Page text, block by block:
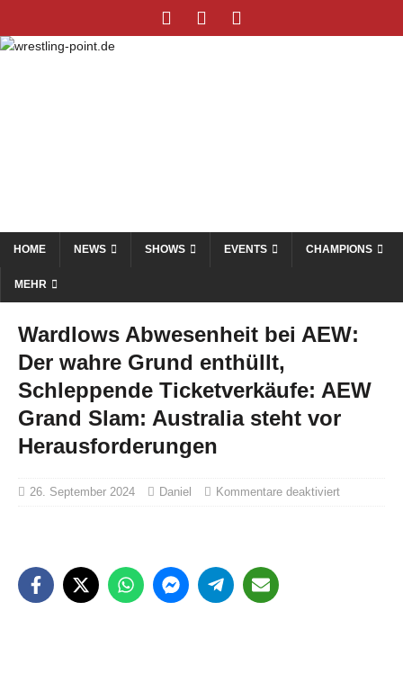
HOME NEWS SHOWS EVENTS CHAMPIONS
MEHR
Wardlows Abwesenheit bei AEW:
Der wahre Grund enthüllt,
Schleppende Ticketverkäufe: AEW
Grand Slam: Australia steht vor
Herausforderungen
26. September 2024 Daniel Kommentare deaktiviert